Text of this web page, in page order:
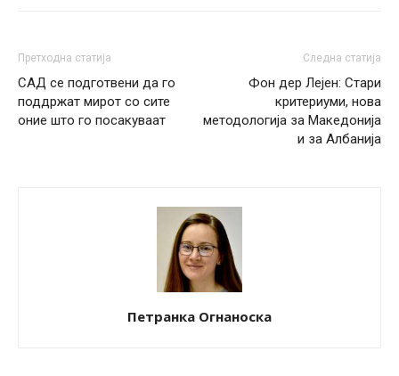
Претходна статија
САД се подготвени да го
поддржат мирот со сите
оние што го посакуваат
Следна статија
Фон дер Лејен: Стари
критериуми, нова
методологија за Македонија
и за Албанија
Петранка Огнаноска